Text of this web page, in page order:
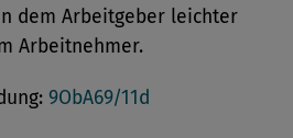
dem Arbeitgeber leichter
Arbeitnehmer.
9ObA69/11d